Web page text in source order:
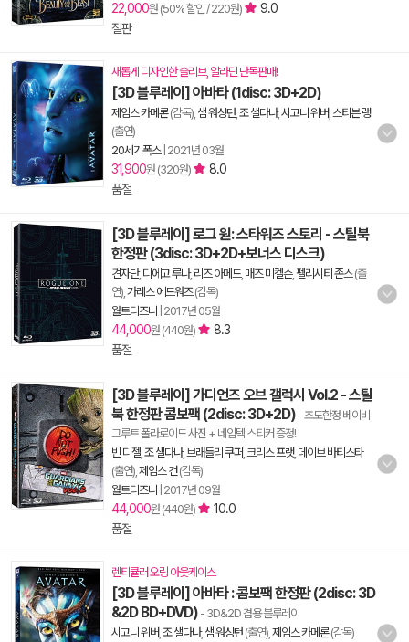
22,000원 (50% 할인 / 220원)
9.0
절판
새롭게 디자인한 슬리브, 알라딘 단독판매!
[3D 블루레이] 아바타 (1disc: 3D+2D)
제임스 카메론(감독), 샘 워싱턴 조 샐다나,시고니 위버 스티븐 랭
(출연)
20세기폭스| 2021년 03월
31,900원 (320원)
8.0
품절
[3D 블루레이] 로그 원: 스타워즈 스토리 - 스틸북
한정판 (3disc: 3D+2D+보너스 디스크)
견자단, 디에고 루나, 리즈 아메드, 매즈 미켈슨, 펠리시티 존스(출
연), 가레스 에드워즈(감독)
월트디즈니
2017년 05월
44,000원 (440원)
8.3
품절
[3D 블루레이] 가디언즈 오브 갤럭시 Vol.2 - 스틸
북 한정판 콤보팩 (2disc: 3D+2D) - 초도한정 베이비
그루트 폴라로이드 사진 + 네임텍 스티커 증정!
빈 디젤 조 샐다나,브래들리 쿠퍼 크리스 프랫, 데이브 바티스타
(출연), 제임스 건(감독)
월트디즈니
2017년 09월
44,000원 (440원)
10.0
품절
렌티큘러 오링 아웃케이스
[3D 블루레이] 아바타 : 콤보팩 한정판 (2disc: 3D
&2D BD+DVD) - 3D&2D 겸용 블루레이
시고니 위버 조 샐다나, 샘 워싱턴 (출연), 제임스 카메론(감독)